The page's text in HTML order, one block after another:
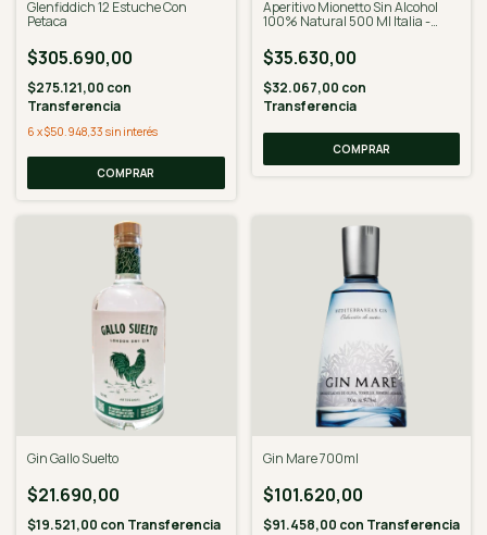
Glenfiddich 12 Estuche Con
Petaca
$305.690,00
$275.121,00 con
Transferencia
6 x$50.948,33 sin interés
Aperitivo Mionetto Sin Alcohol
100% Natural 500 Ml Italia -
$35.630,00
$32.067,00 con
Transferencia
Gin Gallo Suelto
$21.690,00
$19.521,00 con Transferencia
Gin Mare 700ml
$101.620,00
$91.458,00 con Transferencia